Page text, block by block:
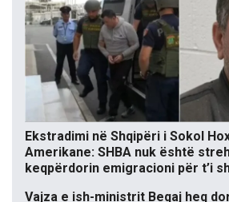
Ekstradimi në Shqipëri i Sokol
Amerikane: SHBA nuk është
keqpërdorin emigracioni për t’i
Vajza e ish-ministrit Beqaj heq